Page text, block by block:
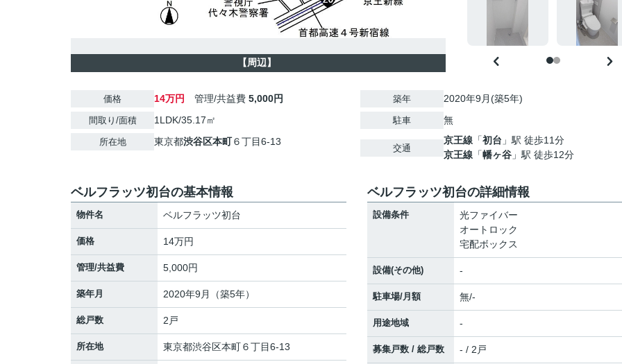
【周辺】
価格 14万円 管理/共益費 5,000円
間取り/面積 1LDK/35.17㎡
所在地 東京都渋谷区本町６丁目6-13
築年 2020年9月(築5年)
駐車 無
交通
京王線 「初台 」駅 徒歩11分
京王線 「幡ヶ谷 」駅 徒歩12分
ベルフラッツ初台の基本情報
物件名 ベルフラッツ初台
価格 14万円
管理/共益費 5,000円
築年月 2020年9月（築5年）
総戸数 2戸
所在地 東京都渋谷区本町６丁目6-13
ベルフラッツ初台の詳細情報
設備条件
光ファイバー
オートロック
宅配ボックス
設備(その他) -
駐車場/月額 無/-
用途地域 -
募集戸数 / 総戸数 - / 2戸